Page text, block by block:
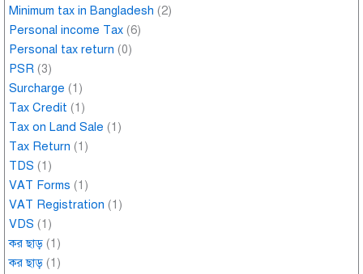
Minimum tax in Bangladesh (2)
Personal income Tax (6)
Personal tax return (0)
PSR (3)
Surcharge (1)
Tax Credit (1)
Tax on Land Sale (1)
Tax Return (1)
TDS (1)
VAT Forms (1)
VAT Registration (1)
VDS (1)
কর ছাড় (1)
কর ছাড় (1)